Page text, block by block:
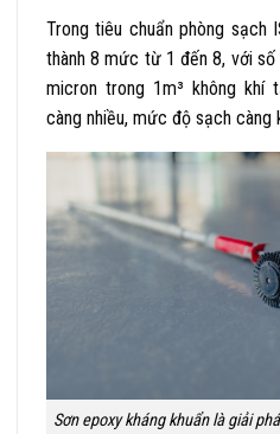
Trong tiêu chuẩn phòng sạch
thành 8 mức từ 1 đến 8, với
micron trong 1m³ không khí
càng nhiều, mức độ sạch càng
Sơn epoxy kháng khuẩn là giải